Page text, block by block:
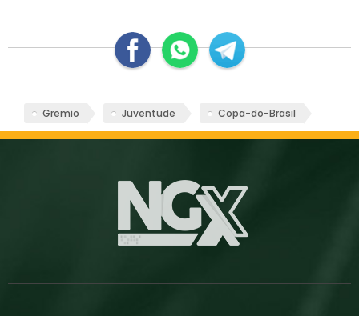
Gremio Juventude Copa-do-Brasil